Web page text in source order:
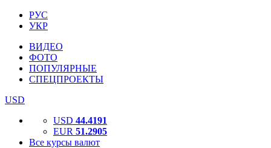
РУС
УКР
ВИДЕО
ФОТО
ПОПУЛЯРНЫЕ
СПЕЦПРОЕКТЫ
USD
USD 44.4191
EUR 51.2905
Все курсы валют